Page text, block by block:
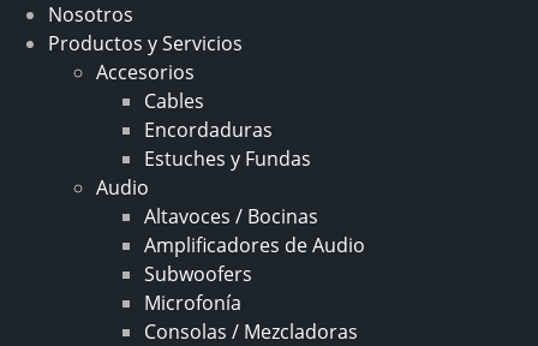
Nosotros
Productos y Servicios
Accesorios
Cables
Encordaduras
Estuches y Fundas
Audio
Altavoces / Bocinas
Amplificadores de Audio
Subwoofers
Microfonía
Consolas / Mezcladoras